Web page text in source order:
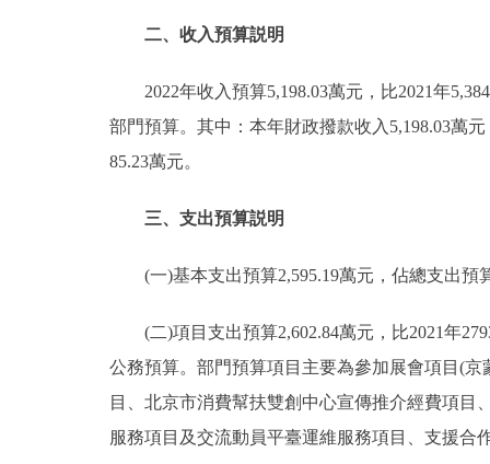
二、收入預算説明
2022年收入預算5,198.03萬元，比2021年
部門預算。其中：本年財政撥款收入5,198.03萬
85.23萬元。
三、支出預算説明
(一)基本支出預算2,595.19萬元，佔總支出預算
(二)項目支出預算2,602.84萬元，比2021年
公務預算。部門預算項目主要為參加展會項目(
目、北京市消費幫扶雙創中心宣傳推介經費項
服務項目及交流動員平臺運維服務項目、支援